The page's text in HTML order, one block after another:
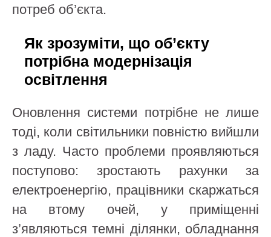
потреб об’єкта.
Як зрозуміти, що об’єкту
потрібна модернізація
освітлення
Оновлення системи потрібне не лише
тоді, коли світильники повністю вийшли
з ладу. Часто проблеми проявляються
поступово: зростають рахунки за
електроенергію, працівники скаржаться
на втому очей, у приміщенні
з’являються темні ділянки, обладнання